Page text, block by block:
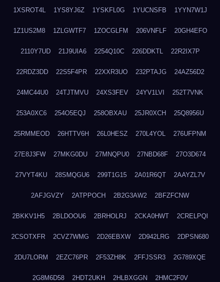
1XSROT4L 1YS8YJ6Z 1YSKFL0G 1YUCNSFB 1YYN7W1J
1Z1US2M8 1ZLGWTF7 1ZOCGLFM 206VNFLF 20GH4EFO
2110Y7UD 21J9UIA6 2254Q10C 226DDKTL 22R2IX7P
22RDZ3DD 22S5F4PR 22XXR3UO 232PTAJG 24AZ56D2
24MC44U0 24TJTMVU 24XS3FEV 24YV1LVI 252T7VNK
253A0XC6 254O5EQJ 258OBXAU 25JR0XCH 25Q8956U
25RMMEOD 26HTTV6H 26L0HESZ 270L4YOL 276UFPNM
27E8J3FW 27MKG0DU 27MNQPU0 27NBD68F 27O3D674
27VYT4KU 28SMQGU6 299T1G15 2A01R6QT 2AAYZL7V
2AFJGVZY 2ATPPOCH 2B2G3AW2 2BFZFCNW
2BKKV1H5 2BLDOOU6 2BRHOLRJ 2CKA0HWT 2CRELPQI
2CSOTXFR 2CVZ7WMG 2D26EBXW 2D942LRG 2DPSN680
2DU7LORM 2EZC76PR 2F53ZH8K 2FFJSSR3 2G789XQE
2G8M6D58 2HDT2UKH 2HLBXGGN 2HMC2F0V